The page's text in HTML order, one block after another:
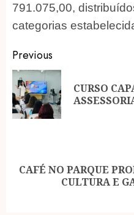
791.075,00,
categorias
Post
navigation
Previous
CURSO
Next
CAFÉ NO PARQUE
CULTURA E